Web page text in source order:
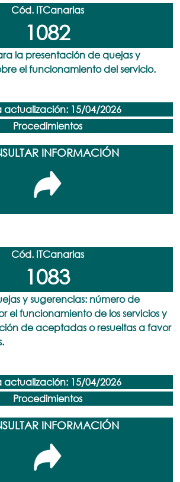
Cód. ITCanarias
1082
la presentación de quejas y
el funcionamiento del servicio.
actualización: 15/04/2026
Procedimientos
INFORMACIÓN
Cód. ITCanarias
1083
y sugerencias: número de
el funcionamiento de los servicios y
de aceptadas o resueltas a favor
actualización: 15/04/2026
Procedimientos
INFORMACIÓN